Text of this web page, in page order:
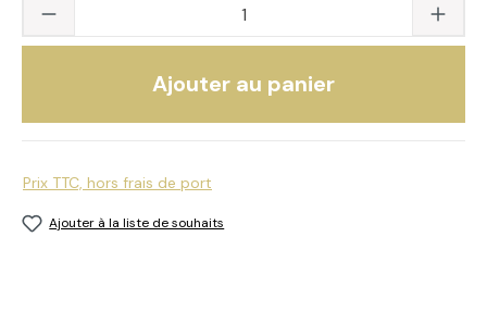
Quantité du produit : saisissez la valeur
Ajouter au panier
Prix TTC, hors frais de port
Ajouter à la liste de souhaits